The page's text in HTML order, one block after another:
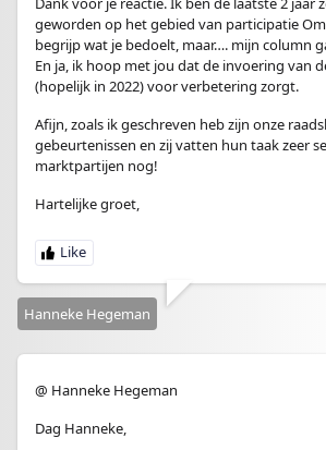
geworden op het gebied van participatie
begrijp wat je bedoelt, maar…. mijn column
En ja, ik hoop met jou dat de invoering van
(hopelijk in 2022) voor verbetering zorgt.
Afijn, zoals ik geschreven heb zijn onze
gebeurtenissen en zij vatten hun taak zeer
marktpartijen nog!
Hartelijke groet,
Hanneke Hegeman
@ Hanneke Hegeman
Dag Hanneke,